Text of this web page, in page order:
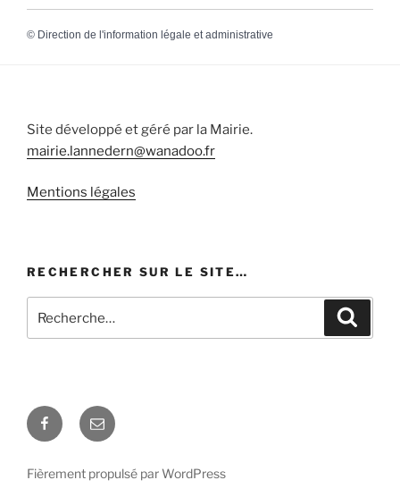
© Direction de l'information légale et administrative
Site développé et géré par la Mairie.
mairie.lannedern@wanadoo.fr
Mentions légales
RECHERCHER SUR LE SITE…
pour
Facebook
E-
mail
Fièrement propulsé par WordPress